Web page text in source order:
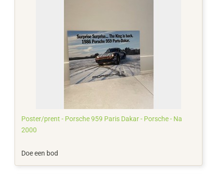
Poster/prent - Porsche 959 Paris Dakar - Porsche - Na
2000
Doe een bod